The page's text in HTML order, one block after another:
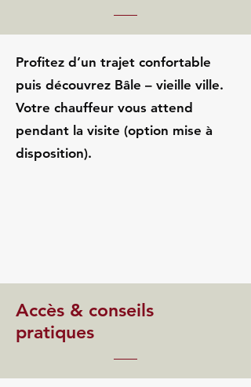
Profitez d’un trajet confortable
puis découvrez Bâle – vieille ville.
Votre chauffeur vous attend
pendant la visite (option mise à
disposition).
Accès & conseils
pratiques